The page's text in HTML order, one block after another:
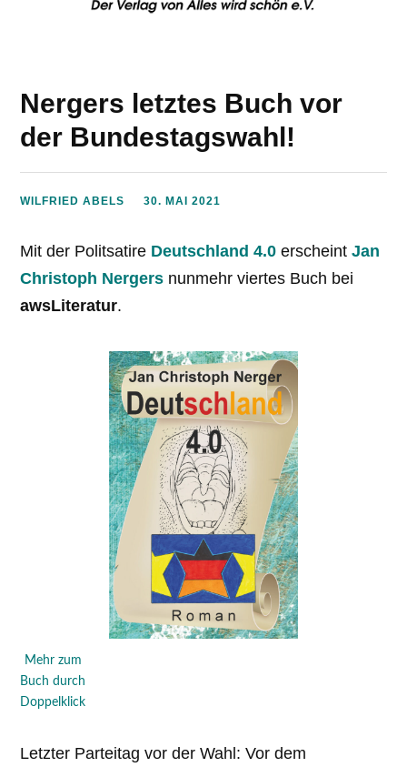
Nergers letztes Buch vor
der Bundestagswahl!
WILFRIED ABELS 30. MAI 2021
Mit der Politsatire Deutschland 4.0 erscheintJan
Christoph Nergers nunmehr viertes Buch bei
awsLiteratur.
Mehr zum
Buch durch
Doppelklick
Letzter Parteitag vor der Wahl: Vor dem